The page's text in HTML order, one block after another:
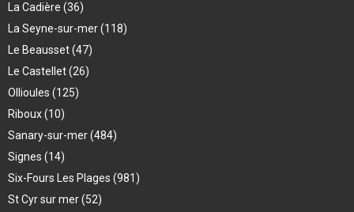
La Cadière (36)
La Seyne-sur-mer(118)
Le Beausset(47)
Le Castellet(26)
Ollioules (125)
Riboux(10)
Sanary-sur-mer(484)
Signes (14)
Six-Fours Les Plages (981)
St Cyr sur mer(52)